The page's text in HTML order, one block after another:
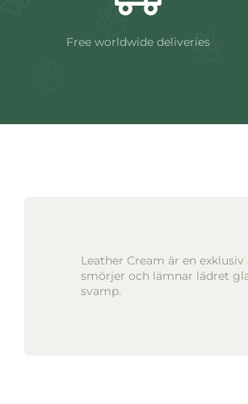
Free worldwide deliveries
Leather Cream är en
smörjer och lämnar lädret
svamp.